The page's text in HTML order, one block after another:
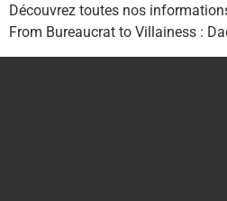
Découvrez toutes nos
From Bureaucrat to Villainess :